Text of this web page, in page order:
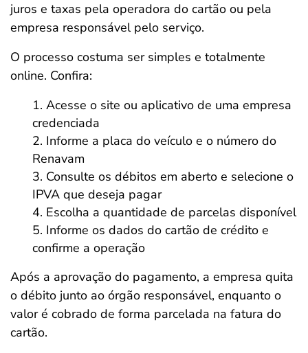
juros e taxas pela operadora do cartão ou pela
empresa responsável pelo serviço.
O processo costuma ser simples e totalmente
online. Confira:
Acesse o site ou aplicativo de uma empresa
credenciada
Informe a placa do veículo e o número do
Renavam
Consulte os débitos em aberto e selecione o
IPVA que deseja pagar
Escolha a quantidade de parcelas disponível
Informe os dados do cartão de crédito e
confirme a operação
Após a aprovação do pagamento, a empresa quita
o débito junto ao órgão responsável, enquanto o
valor é cobrado de forma parcelada na fatura do
cartão.